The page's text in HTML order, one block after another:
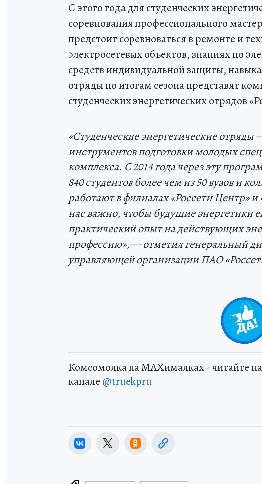
С этого года для студенческих
соревнования профессионального
предстоит соревноваться в ремонте и
электросетевых объектов, знаниях по
средств индивидуальной защиты,
отряды по итогам сезона представят
студенческих энергетических отрядов
«Студенческие энергетические
инструментов подготовки молодых
комплекса. С 2014 года через эту
840 студентов более чем из 50 вузов и
работают в филиалах «Россети Центр»
нас важно, чтобы будущие энергетики
практический опыт на действующих
профессию», — отметил генеральный
управляющей организации ПАО
Комсомолка на MAXималках - читайте
канале @truekpru